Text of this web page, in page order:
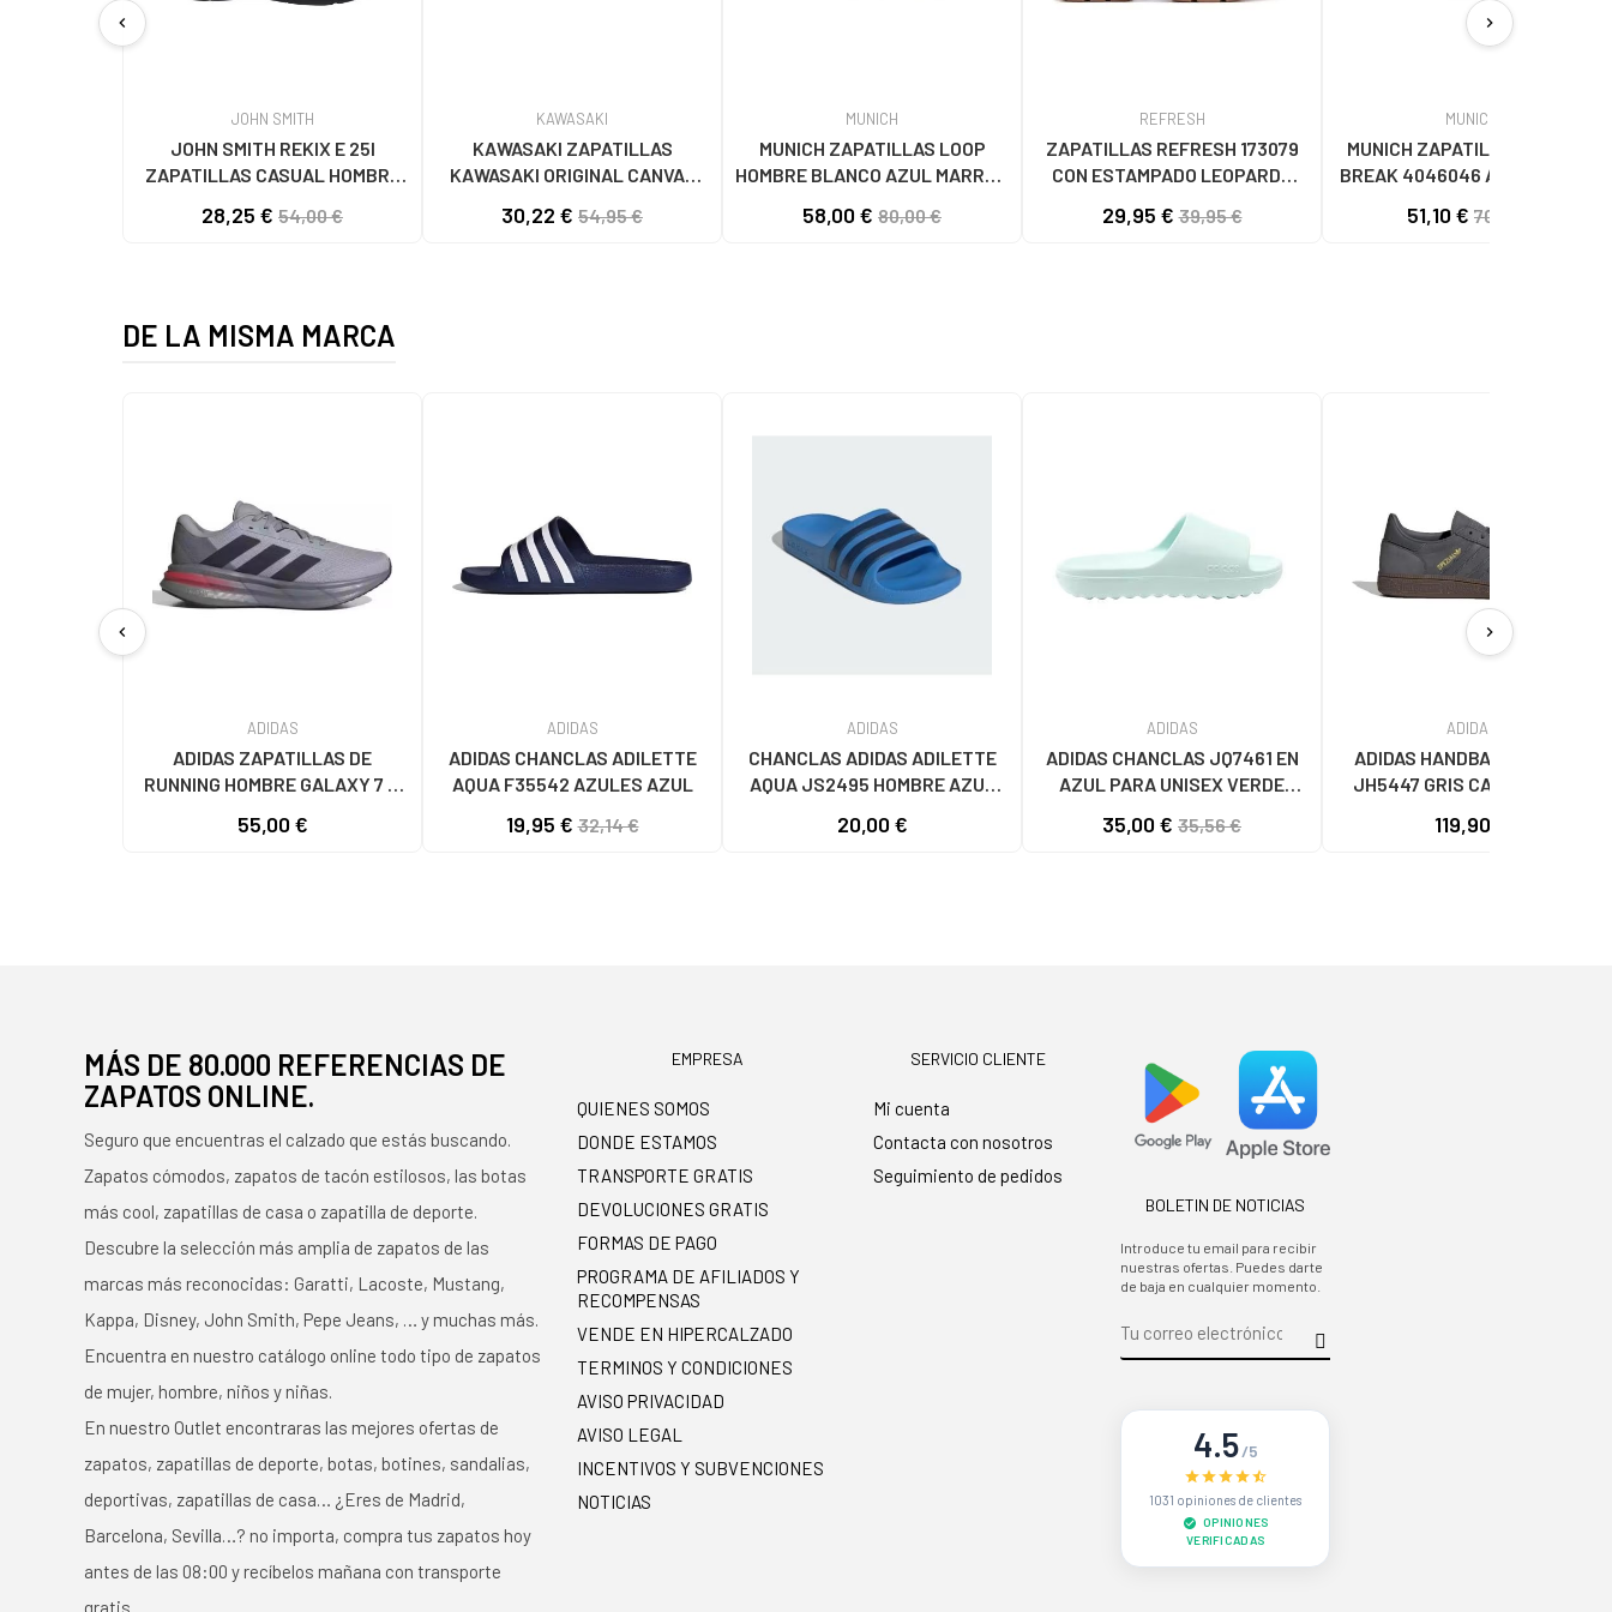
chevron_left
JOHN SMITH
JOHN SMITH REKIX E 25I
ZAPATILLAS CASUAL HOMBRE
28,25 € 54,00 €
KAWASAKI
KAWASAKI ZAPATILLAS
KAWASAKI ORIGINAL CANVAS
1001S BLACK SOLID
30,22 € 54,95 €
MUNICH
MUNICH ZAPATILLAS LOOP
HOMBRE BLANCO AZUL MARRÓN
58,00 € 80,00 €
REFRESH
ZAPATILLAS REFRESH 173079
CON ESTAMPADO LEOPARDO
29,95 €39,95 €
MUNICH
MUNICH ZAPATILLAS CASUAL
BREAK 4046046 AZUL46 AZUL
51,10 € 70,00 €
chevron_right
DE LA MISMA MARCA
chevron_left
ADIDAS
ADIDAS ZAPATILLAS DE
RUNNING HOMBRE GALAXY 7 M
55,00 €
ADIDAS
ADIDAS CHANCLAS ADILETTE
AQUA F35542 AZULES AZUL
19,95 €32,14 €
ADIDAS
CHANCLAS ADIDAS ADILETTE
AQUA JS2495 HOMBRE AZUL
20,00 €
ADIDAS
ADIDAS CHANCLAS JQ7461 EN
AZUL PARA UNISEX VERDE
35,00 € 35,56 €
ADIDAS
ADIDAS HANDBALL SPEZIAL
JH5447 GRIS CARBON GREY
119,90 €
chevron_right
MÁS DE 80.000 REFERENCIAS DE
ZAPATOS ONLINE.
Seguro que encuentras el calzado que estás buscando.
Zapatos cómodos, zapatos de tacón estilosos, las botas
más cool, zapatillas de casa o zapatilla de deporte.
Descubre la selección más amplia de zapatos de las
marcas más reconocidas: Garatti, Lacoste, Mustang,
Kappa, Disney, John Smith, Pepe Jeans, … y muchas más.
Encuentra en nuestro catálogo online todo tipo de zapatos
de mujer, hombre, niños y niñas.
En nuestro Outlet encontraras las mejores ofertas de
zapatos, zapatillas de deporte, botas, botines, sandalias,
deportivas, zapatillas de casa… ¿Eres de Madrid,
Barcelona, Sevilla…? no importa, compra tus zapatos hoy
antes de las 08:00 y recíbelos mañana con transporte
gratis.
EMPRESA
QUIENES SOMOS
DONDE ESTAMOS
TRANSPORTE GRATIS
DEVOLUCIONES GRATIS
FORMAS DE PAGO
PROGRAMA DE AFILIADOS Y
RECOMPENSAS
VENDE EN HIPERCALZADO
TERMINOS Y CONDICIONES
AVISO PRIVACIDAD
AVISO LEGAL
INCENTIVOS Y SUBVENCIONES
NOTICIAS
SERVICIO CLIENTE
Mi cuenta
Contacta con nosotros
Seguimiento de pedidos
BOLETIN DE NOTICIAS
Introduce tu email para recibir
nuestras ofertas. Puedes darte
de baja en cualquier momento.
4.5/5
1031 opiniones de clientes
OPINIONES
VERIFICADAS